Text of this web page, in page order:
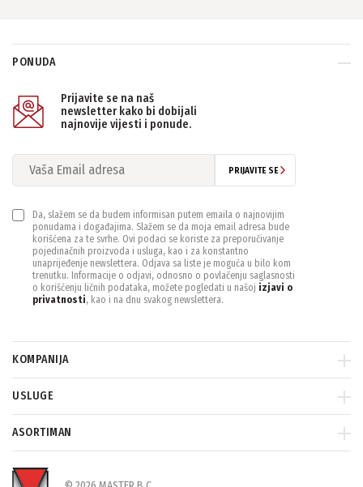
PONUDA
Prijavite se na naš
newsletter kako bi dobijali
najnovije vijesti i ponude.
PRIJAVITE SE
Da, slažem se da budem informisan putem emaila o najnovijim
ponudama i događajima. Slažem se da moja email adresa bude
korišćena za te svrhe. Ovi podaci se koriste za preporučivanje
pojedinačnih proizvoda i usluga, kao i za konstantno
unaprijeđenje newslettera. Odjava sa liste je moguća u bilo kom
trenutku. Informacije o odjavi, odnosno o povlačenju saglasnosti
o korišćenju ličnih podataka, možete pogledati u našoj izjavi o
privatnosti, kao i na dnu svakog newslettera.
KOMPANIJA
USLUGE
ASORTIMAN